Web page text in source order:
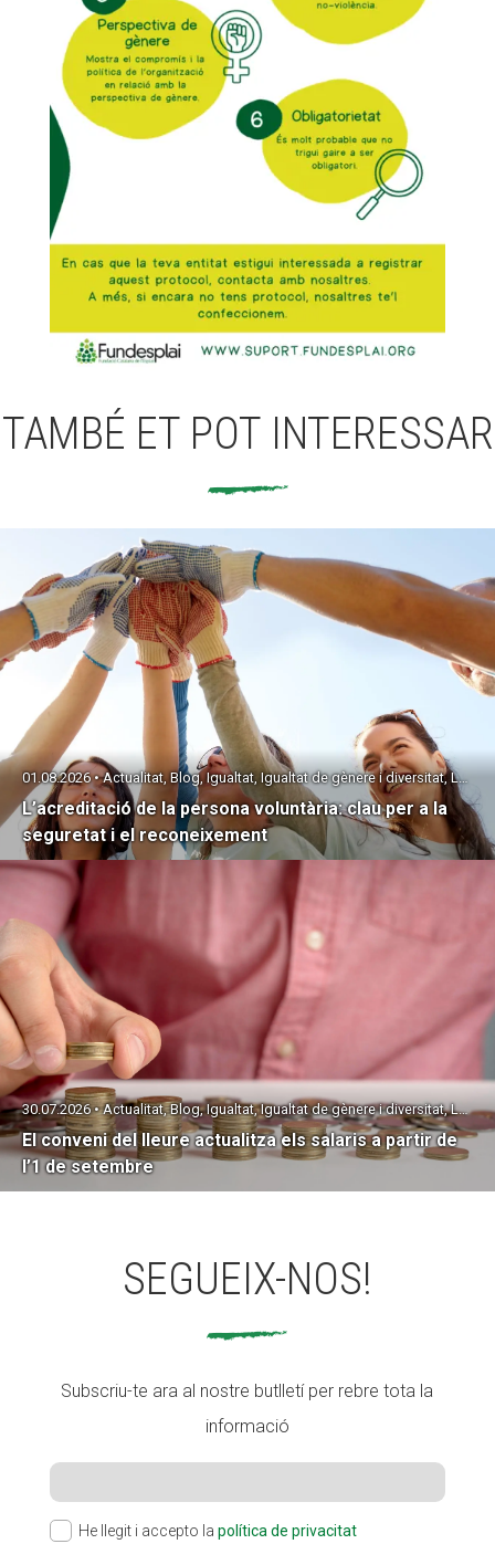
TAMBÉ ET POT INTERESSAR
L’acreditació de la persona voluntària: clau per a la
seguretat i el reconeixement
01.08.2026 • Actualitat, Blog, Igualtat, Igualtat de gènere i diversitat, Laboral
El conveni del lleure actualitza els salaris a partir de
l’1 de setembre
30.07.2026 • Actualitat, Blog, Igualtat, Igualtat de gènere i diversitat, Laboral
SEGUEIX-NOS!
Subscriu-te ara al nostre butlletí per rebre tota la
informació
He llegit i accepto la política de privacitat